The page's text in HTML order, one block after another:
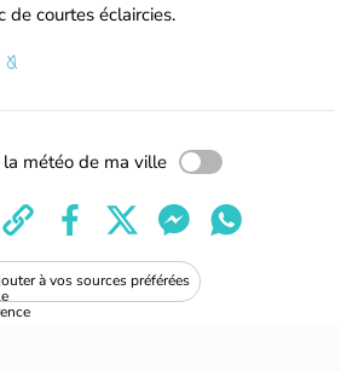
de courtes éclaircies.
la météo de ma ville
à vos sources préférées